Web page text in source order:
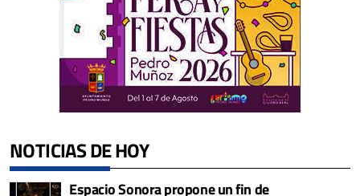
NOTICIAS DE HOY
Espacio Sonora propone un fin de